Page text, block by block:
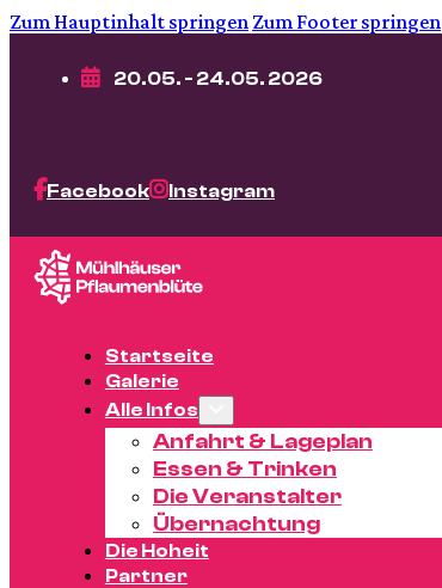
Zum Hauptinhalt springen Zum Footer springen
20.05. - 24.05. 2026
Facebook Instagram
Startseite
Galerie
Alle Infos
Anfahrt & Lageplan
Essen & Trinken
Die Veranstalter
Übernachtung
Die Hoheit
Partner